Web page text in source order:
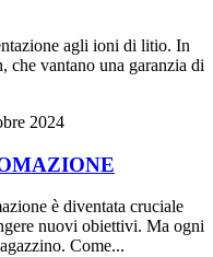
agli ioni di litio. In
che vantano una garanzia di
2024
è diventata cruciale
nuovi obiettivi. Ma ogni
Come...